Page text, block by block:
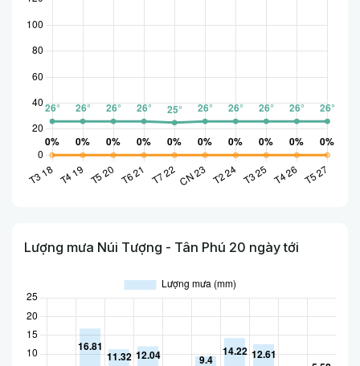
Lượng mưa Núi Tượng - Tân Phú 20 ngày tới